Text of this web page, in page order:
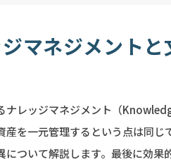
マネジメントと
ナレッジマネジメント（
産を一元管理するという点は同
について解説します。最後に効